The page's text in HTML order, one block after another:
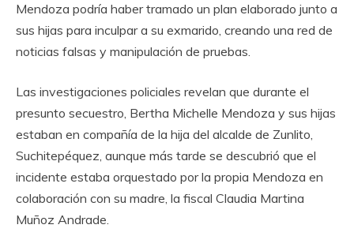
Mendoza podría haber tramado un plan elaborado junto a
sus hijas para inculpar a su exmarido, creando una red de
noticias falsas y manipulación de pruebas.
Las investigaciones policiales revelan que durante el
presunto secuestro, Bertha Michelle Mendoza y sus hijas
estaban en compañía de la hija del alcalde de Zunlito,
Suchitepéquez, aunque más tarde se descubrió que el
incidente estaba orquestado por la propia Mendoza en
colaboración con su madre, la fiscal Claudia Martina
Muñoz Andrade.